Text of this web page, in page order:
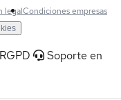
legalCondiciones empresas
Soporte en